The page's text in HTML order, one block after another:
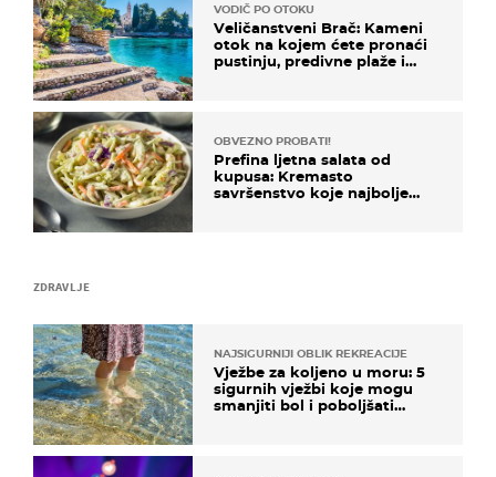
ZDRAVLJE
NAJSIGURNIJI OBLIK REKREACIJE
Vježbe za koljeno u moru: 5
sigurnih vježbi koje mogu
smanjiti bol i poboljšati
VODIČ PO OTOKU
Veličanstveni Brač: Kameni
otok na kojem ćete pronaći
pustinju, predivne plaže i
OBVEZNO PROBATI!
Prefina ljetna salata od
kupusa: Kremasto
savršenstvo koje najbolje